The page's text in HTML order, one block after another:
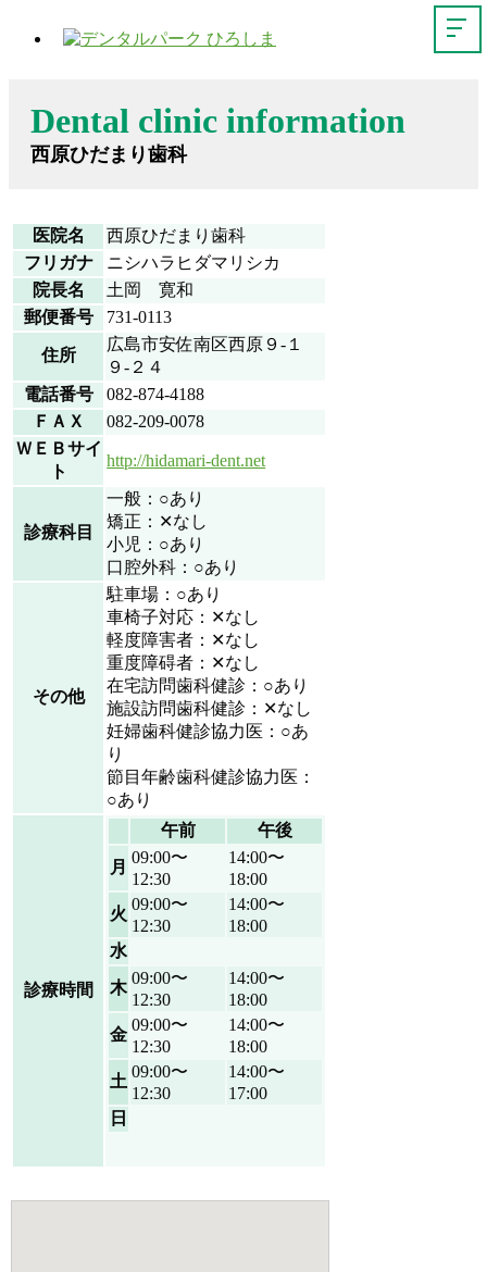
Dental clinic information
西原ひだまり歯科
医院名
西原ひだまり歯科
フリガナ
ニシハラヒダマリシカ
院長名
土岡 寛和
郵便番号
731-0113
住所
広島市安佐南区西原９-１
９-２４
電話番号
082-874-4188
ＦＡＸ
082-209-0078
ＷＥＢサイ
ト
http://hidamari-dent.net
診療科目
一般：○あり
矯正：✕なし
小児：○あり
口腔外科：○あり
その他
駐車場：○あり
車椅子対応：✕なし
軽度障害者：✕なし
重度障碍者：✕なし
在宅訪問歯科健診：○あり
施設訪問歯科健診：✕なし
妊婦歯科健診協力医：○あ
り
節目年齢歯科健診協力医：
○あり
診療時間
午前
午後
月
09:00〜
12:30
14:00〜
18:00
火
09:00〜
12:30
14:00〜
18:00
水
木
09:00〜
12:30
14:00〜
18:00
金
09:00〜
12:30
14:00〜
18:00
土
09:00〜
12:30
14:00〜
17:00
日